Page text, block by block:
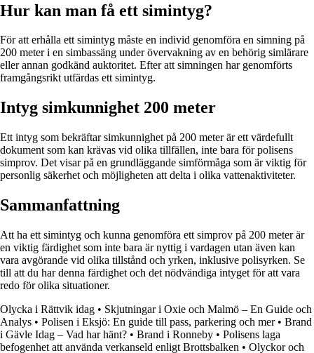
Hur kan man få ett simintyg?
För att erhålla ett simintyg måste en individ genomföra en simning på
200 meter i en simbassäng under övervakning av en behörig simlärare
eller annan godkänd auktoritet. Efter att simningen har genomförts
framgångsrikt utfärdas ett simintyg.
Intyg simkunnighet 200 meter
Ett intyg som bekräftar simkunnighet på 200 meter är ett värdefullt
dokument som kan krävas vid olika tillfällen, inte bara för polisens
simprov. Det visar på en grundläggande simförmåga som är viktig för
personlig säkerhet och möjligheten att delta i olika vattenaktiviteter.
Sammanfattning
Att ha ett simintyg och kunna genomföra ett simprov på 200 meter är
en viktig färdighet som inte bara är nyttig i vardagen utan även kan
vara avgörande vid olika tillstånd och yrken, inklusive polisyrken. Se
till att du har denna färdighet och det nödvändiga intyget för att vara
redo för olika situationer.
Olycka i Rättvik idag • Skjutningar i Oxie och Malmö – En Guide och
Analys • Polisen i Eksjö: En guide till pass, parkering och mer• Brand
i Gävle Idag – Vad har hänt? • Brand i Ronneby • Polisens laga
befogenhet att använda verkanseld enligt Brottsbalken • Olyckor och